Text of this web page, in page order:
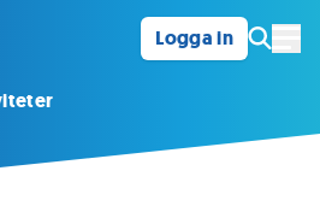
Logga in